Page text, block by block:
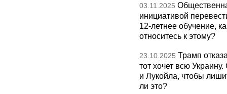
03.11.2025
инициативой
12-летнее обучение,
относитесь к этому?
23.10.2025 Трамп
тот хочет всю
и Лукойла, чтобы
ли это?